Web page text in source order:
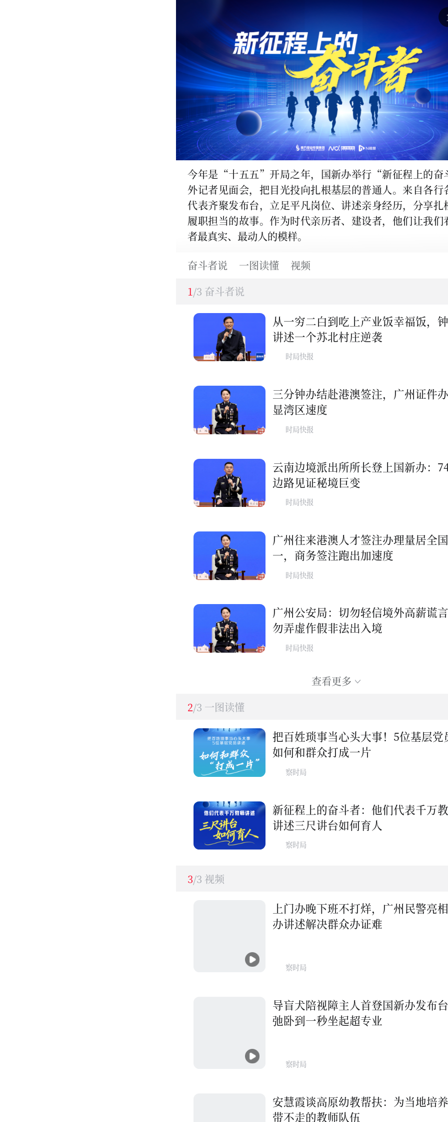
今年是“十五五”开局之年，国新办举行“新征程上的
外记者见面会，把目光投向扎根基层的普通人。来自各行
代表齐聚发布台，立足平凡岗位、讲述亲身经历，分享扎
履职担当的故事。作为时代亲历者、建设者，他们让我们
者最真实、最动人的模样。
奋斗者说 一图读懂
视频
1/3 奋斗者说
从一穷二白到吃上产业饭幸福饭，
讲述一个苏北村庄逆袭
时局快报
三分钟办结赴港澳签注，广州证件
显湾区速度
时局快报
云南边境派出所所长登上国新办：
边路见证秘境巨变
时局快报
广州往来港澳人才签注办理量居全
一，商务签注跑出加速度
时局快报
广州公安局：切勿轻信境外高薪谎
勿弄虚作假非法出入境
时局快报
查看更多
2/3 一图读懂
把百姓琐事当心头大事！5位基层党
如何和群众打成一片
察时局
新征程上的奋斗者：他们代表千万教
讲述三尺讲台如何育人
察时局
3/3 视频
上门办晚下班不打烊，广州民警亮
办讲述解决群众办证难
察时局
导盲犬陪视障主人首登国新办发布
弛卧到一秒坐起超专业
察时局
安慧霞谈高原幼教帮扶：为当地培
带不走的教师队伍